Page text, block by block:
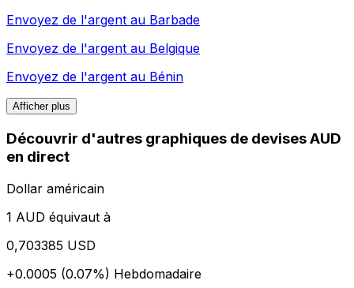
Envoyez de l'argent au Barbade
Envoyez de l'argent au Belgique
Envoyez de l'argent au Bénin
Afficher plus
Découvrir d'autres graphiques de devises AUD
en direct
Dollar américain
1 AUD équivaut à
0,703385 USD
+0.0005 (0.07%) Hebdomadaire